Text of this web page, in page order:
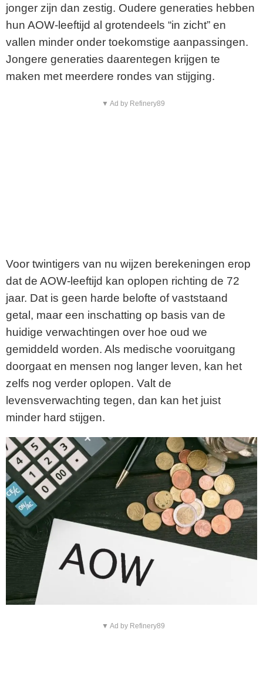
jonger zijn dan zestig. Oudere generaties hebben
hun AOW-leeftijd al grotendeels “in zicht” en
vallen minder onder toekomstige aanpassingen.
Jongere generaties daarentegen krijgen te
maken met meerdere rondes van stijging.
▼ Ad by Refinery89
Voor twintigers van nu wijzen berekeningen erop
dat de AOW-leeftijd kan oplopen richting de 72
jaar. Dat is geen harde belofte of vaststaand
getal, maar een inschatting op basis van de
huidige verwachtingen over hoe oud we
gemiddeld worden. Als medische vooruitgang
doorgaat en mensen nog langer leven, kan het
zelfs nog verder oplopen. Valt de
levensverwachting tegen, dan kan het juist
minder hard stijgen.
▼ Ad by Refinery89